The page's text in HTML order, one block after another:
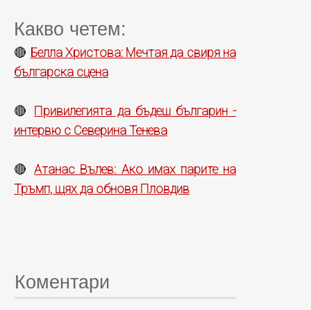
Какво четем:
🔴 Белла Христова: Мечтая да свиря на
българска сцена
🔴 Привилегията да бъдеш българин -
интервю с Северина Тенева
🔴Атанас Вълев: Ако имах парите на
Тръмп, щях да обновя Пловдив
Коментари